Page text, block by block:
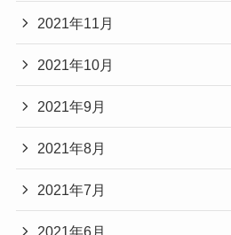
2021年11月
2021年10月
2021年9月
2021年8月
2021年7月